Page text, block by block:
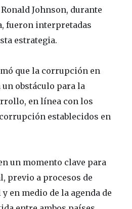
Ronald Johnson, durante
fueron interpretadas
estrategia.
que la corrupción en
obstáculo para la
en línea con los
establecidos en
un momento clave para
previo a procesos de
en medio de la agenda de